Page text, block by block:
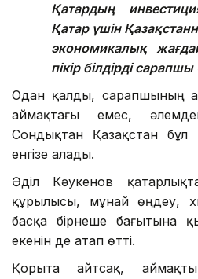
Қатардың
Қатар үшін
экономикалық
пікір білдірді сарапшы
Одан қалды, сарапшының
аймақтағы емес,
Сондықтан Қазақстан бұл
енгізе алады.
Әділ Кәукенов
құрылысы, мұнай өңдеу,
басқа бірнеше бағытына
екенін де атап өтті.
Қорыта айтсақ,